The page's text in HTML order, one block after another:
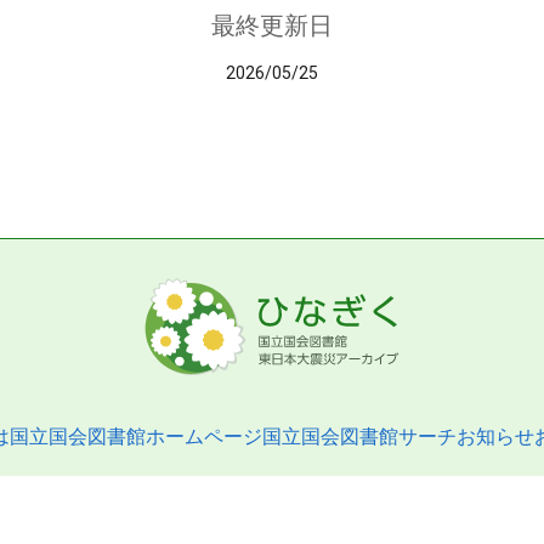
最終更新日
2026/05/25
国立国会図書館ホームページ国立国会図書館サーチお知らせ